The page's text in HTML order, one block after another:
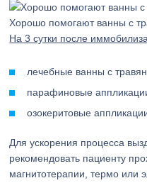
Хорошо помогают ванны с
На 3 сутки после
лечебные ванны с
парафиновые
озокеритовые
Для ускорения процесса
рекомендовать пациенту
магнитотерапии, термо или